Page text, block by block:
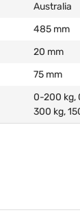
Australia
485 mm
20 mm
75 mm
0-200 kg,
300 kg,